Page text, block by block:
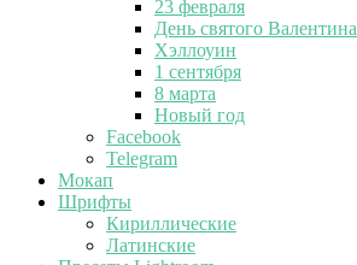
23 февраля
День святого Валентина
Хэллоуин
1 сентября
8 марта
Новый год
Facebook
Telegram
Мокап
Шрифты
Кириллические
Латинские